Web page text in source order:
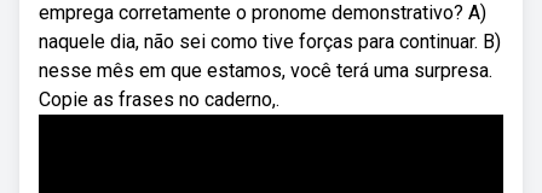
emprega corretamente o pronome demonstrativo? A)
naquele dia, não sei como tive forças para continuar. B)
nesse mês em que estamos, você terá uma surpresa.
Copie as frases no caderno,.